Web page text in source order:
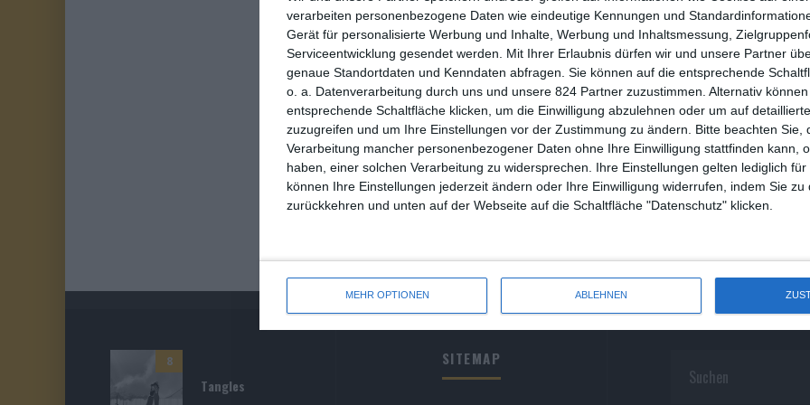
verarbeiten personenbezogene Daten wie eindeutige Kennungen und
Gerät für personalisierte Werbung und Inhalte, Werbung und Inhaltsmessung,
Serviceentwicklung gesendet werden.
Mit Ihrer Erlaubnis dürfen wir und unsere Partner
genaue Standortdaten und Kenndaten abfragen. Sie können auf die entsprechende
o. a. Datenverarbeitung durch uns und unsere 824 Partner zuzustimmen. Alternativ
entsprechende Schaltfläche klicken, um die Einwilligung abzulehnen oder um auf
zuzugreifen und um Ihre Einstellungen vor der Zustimmung zu ändern.
Bitte beachten Sie,
Verarbeitung mancher personenbezogener Daten ohne Ihre Einwilligung stattfinden kann,
haben, einer solchen Verarbeitung zu widersprechen. Ihre Einstellungen gelten lediglich
können Ihre Einstellungen jederzeit ändern oder Ihre Einwilligung widerrufen, indem Sie zu
zurückkehren und unten auf der Webseite auf die Schaltfläche "Datenschutz" klicken.
MEHR OPTIONEN ABLEHNEN
8
Tangles
SITEMAP